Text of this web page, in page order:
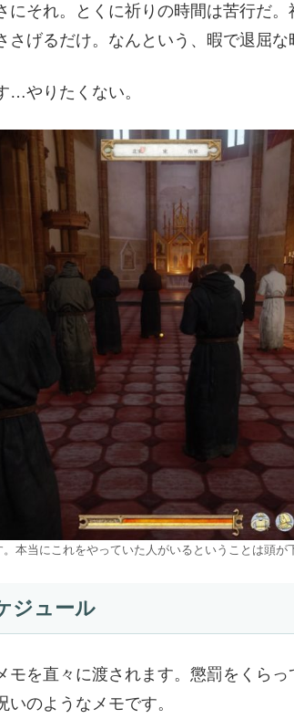
にそれ。とくに祈りの時間は苦行だ
さげるだけ。なんという、暇で退屈な
…やりたくない。
本当にこれをやっていた人がいるということは頭が
ジュール
モを直々に渡されます。懲罰をくら
のようなメモです。